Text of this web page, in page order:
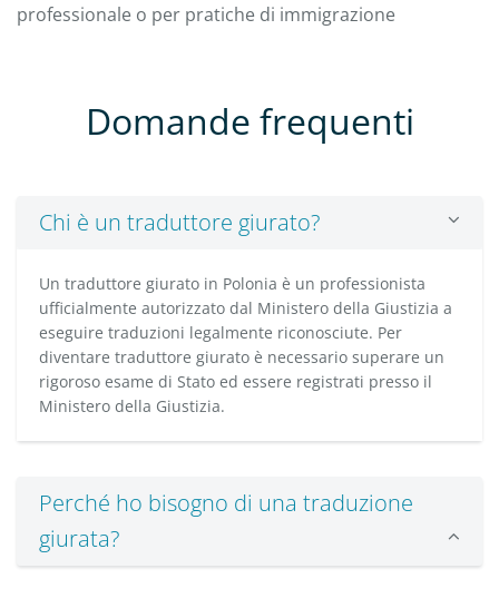
professionale o per pratiche di immigrazione
Domande frequenti
Chi è un traduttore giurato?
Un traduttore giurato in Polonia è un professionista
ufficialmente autorizzato dal Ministero della Giustizia a
eseguire traduzioni legalmente riconosciute. Per
diventare traduttore giurato è necessario superare un
rigoroso esame di Stato ed essere registrati presso il
Ministero della Giustizia.
Perché ho bisogno di una traduzione
giurata?